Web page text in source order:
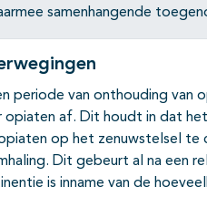
open- en dichtklappen
open- en dichtklappen
open- en dichtklappen
samenhangende
periode van onthouding van
opiaten af. Dit houdt in dat
op het zenuwstelsel te
Dit gebeurt al na een
is inname van de